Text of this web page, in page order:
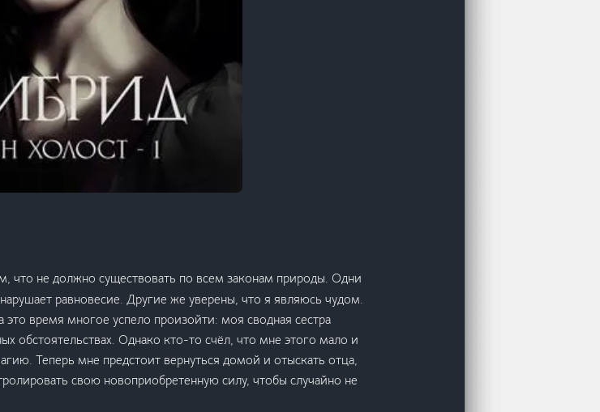
что не должно существовать по всем законам природы. Одни
равновесие. Другие же уверены, что я являюсь чудом.
время многое успело произойти: моя сводная сестра
обстоятельствах. Однако кто-то счёл, что мне этого мало и
Теперь мне предстоит вернуться домой и отыскать отца,
свою новоприобретенную силу, чтобы случайно не